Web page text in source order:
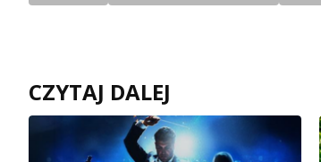
CZYTAJ DALEJ